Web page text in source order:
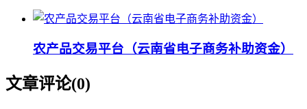
农产品交易平台（云南省电子商务补助资金）
文章评论(0)